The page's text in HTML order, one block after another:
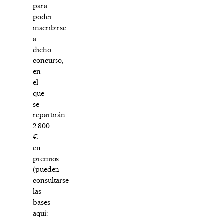
para
poder
inscribirse
a
dicho
concurso,
en
el
que
se
repartirán
2.800
€
en
premios
(pueden
consultarse
las
bases
aquí: